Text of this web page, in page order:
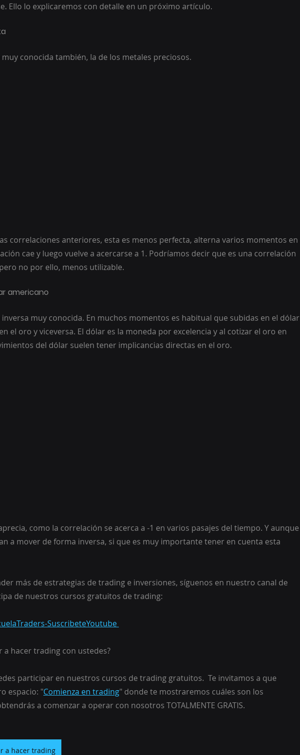
Ello lo explicaremos con detalle en un próximo artículo.
conocida también, la de los metales preciosos.
correlaciones anteriores, esta es menos perfecta, alterna varios momentos en
cae y luego vuelve a acercarse a 1. Podríamos decir que es una correlación
no por ello, menos utilizable.
americano
muy conocida. En muchos momentos es habitual que subidas en el dólar
el oro y viceversa. El dólar es la moneda por excelencia y al cotizar el oro en
del dólar suelen tener implicancias directas en el oro.
como la correlación se acerca a -1 en varios pasajes del tiempo. Y aunque
a mover de forma inversa, si que es muy importante tener en cuenta esta
más de estrategias de trading e inversiones, síguenos en nuestro canal de
de nuestros cursos gratuitos de trading:
SuscribeteYoutube
a hacer trading con ustedes?
participar en nuestros cursos de trading gratuitos.  Te invitamos a que
espacio: "Comienza en trading" donde te mostraremos cuáles son los
a comenzar a operar con nosotros TOTALMENTE GRATIS.
a hacer trading